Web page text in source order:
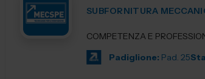
SUBFORNITURA
COMPETENZA E
Padiglione: Pad. 25